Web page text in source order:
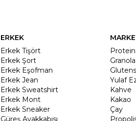
ERKEK
Erkek Tişört
Erkek Şort
Erkek Eşofman
Erkek Jean
Erkek Sweatshirt
Erkek Mont
Erkek Sneaker
Güreş Ayakkabısı
Yulaf
Kahve
Kakao
Çay